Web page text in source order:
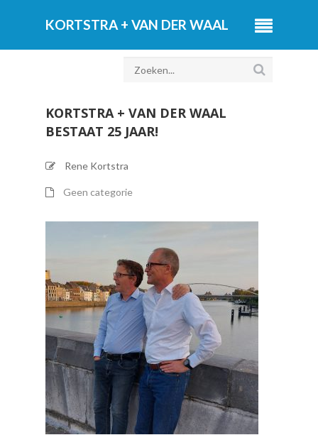
KORTSTRA + VAN DER WAAL
BESTAAT 25 JAAR!
Rene Kortstra
Geen categorie